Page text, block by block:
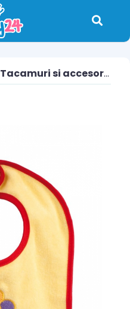
Tacamuri si accesorii